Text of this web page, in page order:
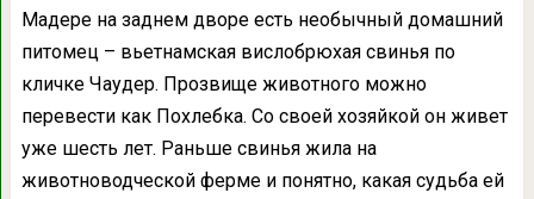
Мадере на заднем дворе есть необычный домашний
питомец – вьетнамская вислобрюхая свинья по
кличке Чаудер. Прозвище животного можно
перевести как Похлебка. Со своей хозяйкой он живет
уже шесть лет. Раньше свинья жила на
животноводческой ферме и понятно, какая судьба ей